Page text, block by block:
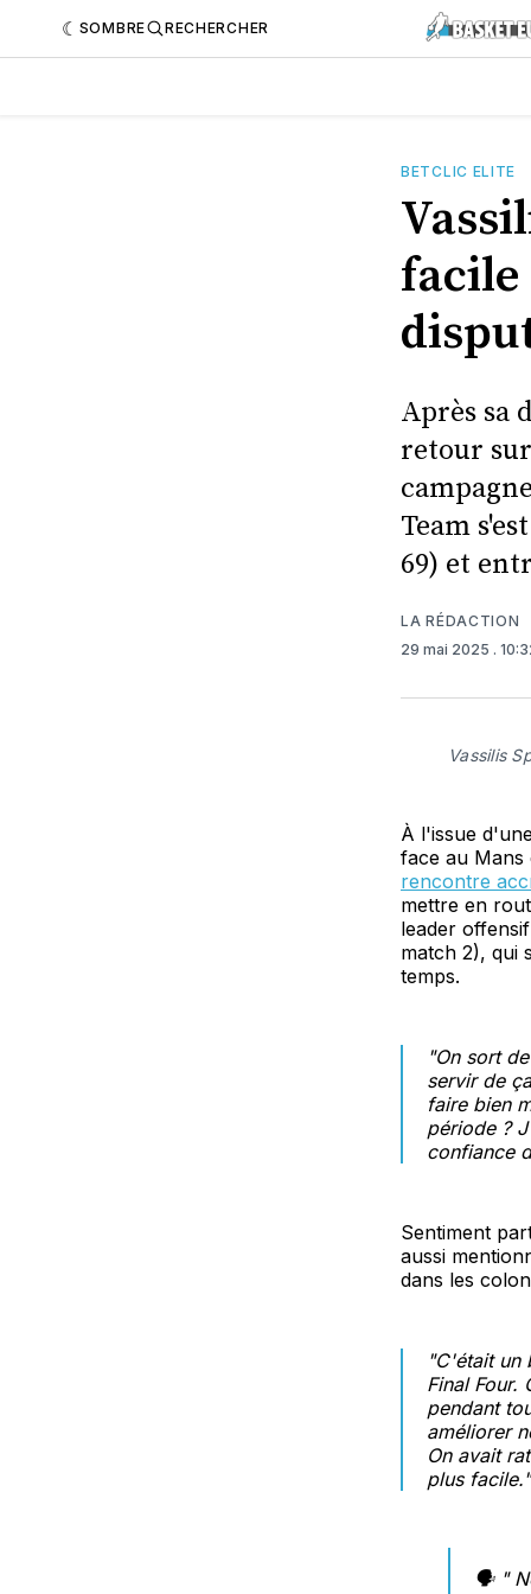
SOMBRE RECHERCHER
BETCLIC ELITE
facile
Après sa
retour
Team
69) et
LA RÉDACTION
29 mai 2025 .
Vassilis
À l'issue
face au
rencontre
mettre en
leader
match 2), qui
temps.
"On sort
servir de
faire bien
période ?
confiance
Sentiment
aussi
dans les
"C'était un
Final Four.
pendant
améliorer
On avait
plus facile."
🗣️ "